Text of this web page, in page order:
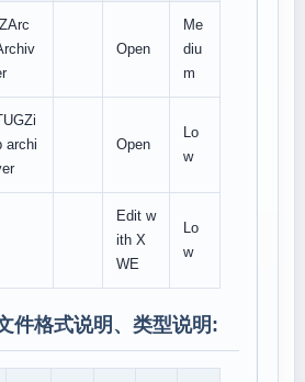
IZArc
Open
Me
diu
m
archi
Open
Lo
w
Edit w
ith X
WE
Lo
w
件格式说明、类型说明: